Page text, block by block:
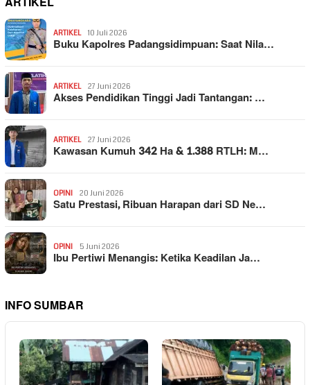
ARTIKEL 10 Juli 2026
Buku Kapolres Padangsidimpuan: Saat Nila…
ARTIKEL 27 Juni 2026
Akses Pendidikan Tinggi Jadi Tantangan: …
ARTIKEL 27 Juni 2026
Kawasan Kumuh 342 Ha & 1.388 RTLH: M…
OPINI 20 Juni 2026
Satu Prestasi, Ribuan Harapan dari SD Ne…
OPINI 5 Juni 2026
Ibu Pertiwi Menangis: Ketika Keadilan Ja…
INFO SUMBAR